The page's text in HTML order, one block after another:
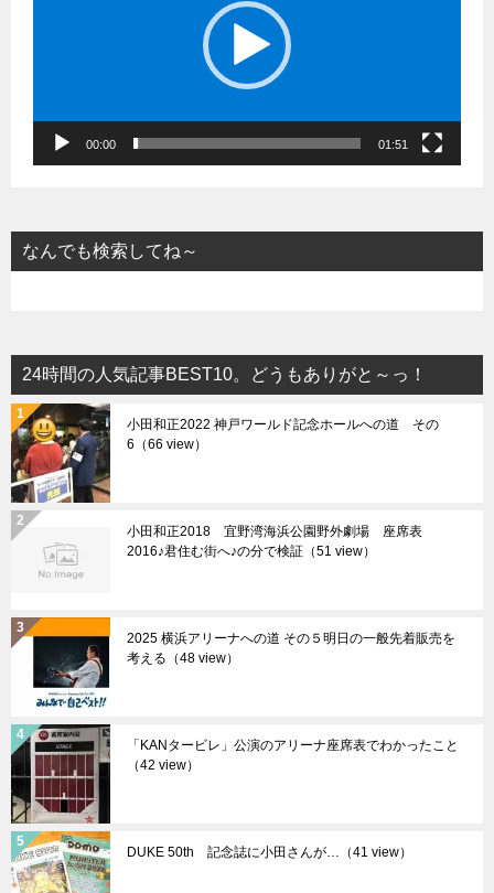
00:00 01:51
なんでも検索してね～
24時間の人気記事BEST10。どうもありがと～っ！
小田和正2022 神戸ワールド記念ホールへの道 その
6（66 view）
小田和正2018 宜野湾海浜公園野外劇場 座席表
2016♪君住む街へ♪の分で検証（51 view）
2025 横浜アリーナへの道 その５明日の一般先着販売を
考える（48 view）
「KANタービレ」公演のアリーナ座席表でわかったこと
（42 view）
DUKE 50th 記念誌に小田さんが…（41 view）